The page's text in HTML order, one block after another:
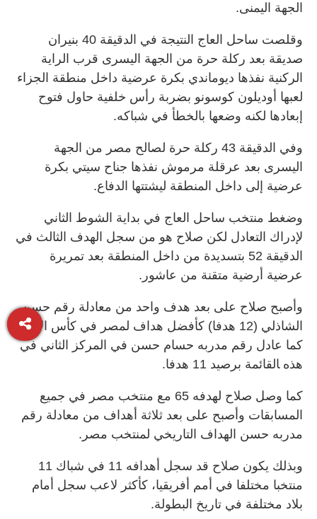
الجهة اليمنى.
وقلصت ساحل العاج النتيجة في الدقيقة 40 بنيران
صديقة بعد ركلة حرة من الجهة اليسرى قرب الراية
الركنية نفذها ديوماندي ‌بكرة عرضية داخل منطقة الجزاء
لعبها ‌أوديلون كوسونو بضربة رأس خلفية ⁠حاول فتوح
إبعادها لكنه وضعها بالخطأ في شباكه.
وفي الدقيقة 43 ركلة حرة لصالح مصر من الجهة
اليسرى بعد عرقلة مرموش نفذها جناح سيتي بكرة
عرضية إلى داخل المنطقة ليشتتها الدفاع.
وضغط منتخب ساحل العاج في بداية الشوط الثاني
لإدراك التعادل لكن صلاح هو من سجل الهدف الثالث ​في
الدقيقة 52 بتسديدة ​من داخل المنطقة بعد تمريرة
عرضية أرضية متقنة من عاشور.
وأصبح صلاح على بعد هدف واحد من معادلة رقم حسن
الشاذلي (12 هدفا) كأفضل هداف لمصر في كأس الأمم.
كما عادل رقم مدربه حسام حسن في المركز الثاني في
هذه ‍القائمة برصيد 11 هدفا.
كما وصل صلاح لهدفه 65 مع منتخب مصر في جميع
المسابقات وأصبح على بعد ثلاثة أهداف من معادلة رقم
مدربه حسن الهداف التاريخي لمنتخب مصر.
وبذلك يكون صلاح قد سجل أهدافه 11 في شباك 11
منتخبا مختلفا في أمم أفريقيا، كأكثر لاعب سجل أمام
بلاد مختلفة في تاريخ البطولة.